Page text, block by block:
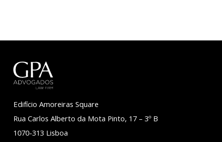
Edifício Amoreiras Square
Rua Carlos Alberto da Mota Pinto, 17 – 3º B
1070-313 Lisboa